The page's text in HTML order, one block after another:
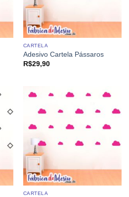
CARTELA
Adesivo Cartela Pássaros
R$29,90
CARTELA